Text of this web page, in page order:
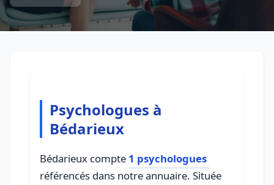
Psychologues à
Bédarieux
Bédarieux compte 1 psychologues
référencés dans notre annuaire. Située